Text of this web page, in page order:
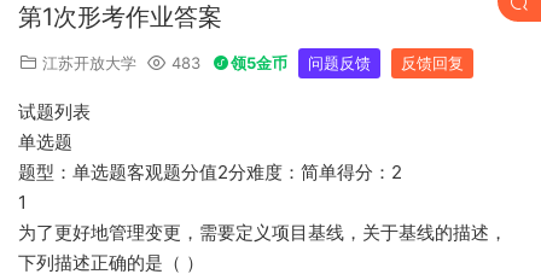
第1次形考作业答案
江苏开放大学 483 领5金币 问题反馈 反馈回复
试题列表
单选题
题型：单选题客观题分值2分难度：简单得分：2
1
为了更好地管理变更，需要定义项目基线，关于基线的描述，
下列描述正确的是（ ）